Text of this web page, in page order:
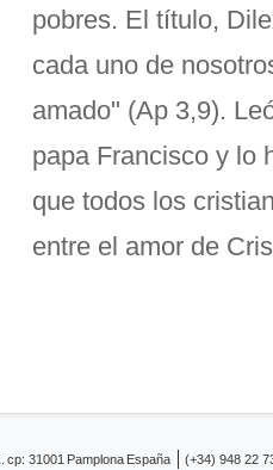
pobres. El título,
cada uno de
amado" (Ap 3,9).
papa Francisco y lo
que todos los
entre el amor de
cp: 31001 Pamplona España (+34) 948 22